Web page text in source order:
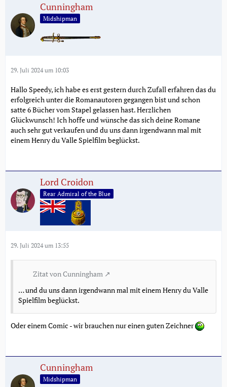
Cunningham
Midshipman
29. Juli 2024 um 10:03
Hallo Speedy, ich habe es erst gestern durch Zufall erfahren das du
erfolgreich unter die Romanautoren gegangen bist und schon
satte 6 Bücher vom Stapel gelassen hast. Herzlichen
Glückwunsch! Ich hoffe und wünsche das sich deine Romane
auch sehr gut verkaufen und du uns dann irgendwann mal mit
einem Henry du Valle Spielfilm beglückst.
Lord Croidon
Rear Admiral of the Blue
29. Juli 2024 um 13:55
Zitat von Cunningham
… und du uns dann irgendwann mal mit einem Henry du Valle
Spielfilm beglückst.
Oder einem Comic - wir brauchen nur einen guten Zeichner
Cunningham
Midshipman